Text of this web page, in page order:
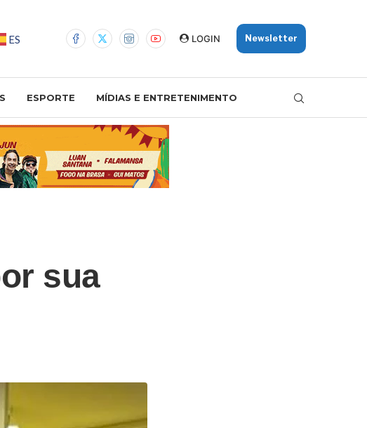
ES LOGIN Newsletter
ESPORTE MÍDIAS E ENTRETENIMENTO
sua